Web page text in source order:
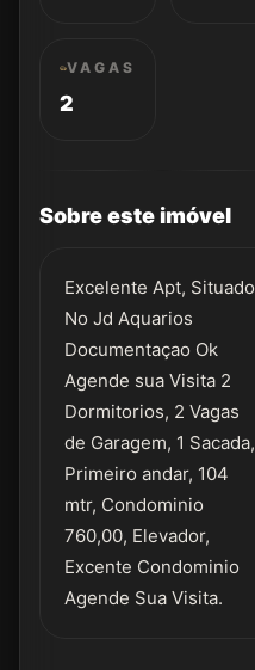
VAGAS
2
Sobre este imóvel
Excelente Apt, Situado
No Jd Aquarios
Documentaçao Ok
Agende sua Visita 2
Dormitorios, 2 Vagas
de Garagem, 1 Sacada,
Primeiro andar, 104
mtr, Condominio
760,00, Elevador,
Excente Condominio
Agende Sua Visita.